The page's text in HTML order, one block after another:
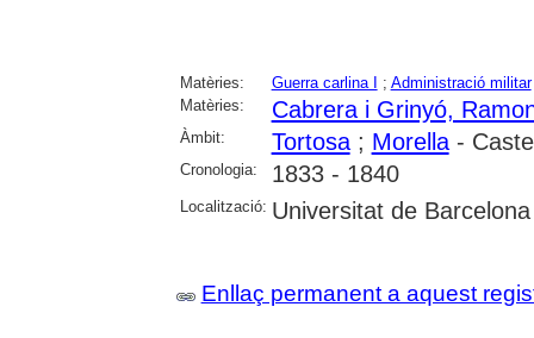
Matèries: Guerra carlina I ; Administració militar
Matèries:
Cabrera i Grinyó,
Àmbit: Tortosa; Morella-
Cronologia: 1833 - 1840
Localització: Universitat de Barcelona
Enllaç permanent a aquest